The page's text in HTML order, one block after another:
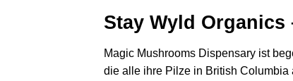
Stay Wyld
Magic Mushrooms Dispensary ist
die alle ihre Pilze in British Columbia